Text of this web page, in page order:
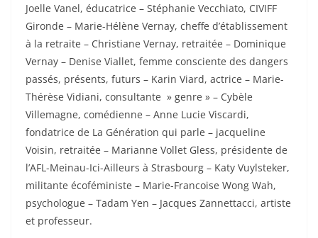
Joelle Vanel, éducatrice – Stéphanie Vecchiato, CIVIFF
Gironde – Marie-Hélène Vernay, cheffe d’établissement
à la retraite – Christiane Vernay, retraitée – Dominique
Vernay – Denise Viallet, femme consciente des dangers
passés, présents, futurs – Karin Viard, actrice – Marie-
Thérèse Vidiani, consultante » genre » – Cybèle
Villemagne, comédienne – Anne Lucie Viscardi,
fondatrice de La Génération qui parle – jacqueline
Voisin, retraitée – Marianne Vollet Gless, présidente de
l’AFL-Meinau-Ici-Ailleurs à Strasbourg – Katy Vuylsteker,
militante écoféministe – Marie-Francoise Wong Wah,
psychologue – Tadam Yen – Jacques Zannettacci, artiste
et professeur.